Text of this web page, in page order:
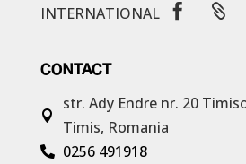
INTERNATIONAL  
CONTACT

str. Ady Endre nr. 20
Timis, Romania
 0256 491918